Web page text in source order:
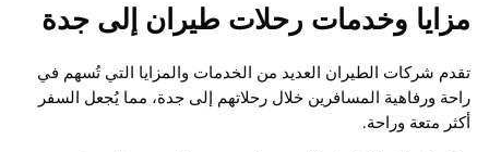
مزايا وخدمات رحلات طيران إلى جدة
تقدم شركات الطيران العديد من الخدمات والمزايا التي تُسهم في
راحة ورفاهية المسافرين خلال رحلاتهم إلى جدة، مما يُجعل السفر
أكثر متعة وراحة.